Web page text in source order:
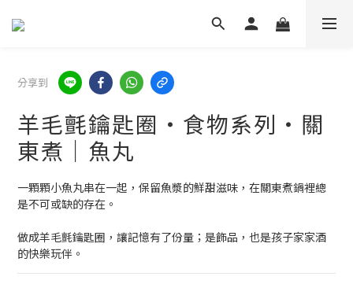
分享到
羊毛氈鑰匙圈・食物系列・關
東煮｜魚丸
一顆顆小魚丸串在一起，保留魚漿的鮮甜滋味，在關東煮鍋裡總
是不可或缺的存在。
做成羊毛氈鑰匙圈，讓記憶有了份量；是飾品，也是孩子家家酒
的快樂玩伴。